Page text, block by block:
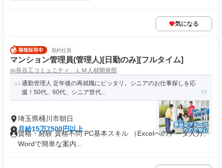
気になる
契約社員
マンション管理員(管理人)[日勤のみ][フルタイム]
㈱長谷工コミュニティ ＬＭ人材開発部
通勤管理人 定年後の再就職にピッタリ。シニアのお仕事探しを応
援！50代、60代、シニア世代...
埼玉県桶川市朝日
月給15万7500円以上
資格・経験 資格不問 PC基本スキル （Excelへのデータ入力、
Wordで簡単な案内...